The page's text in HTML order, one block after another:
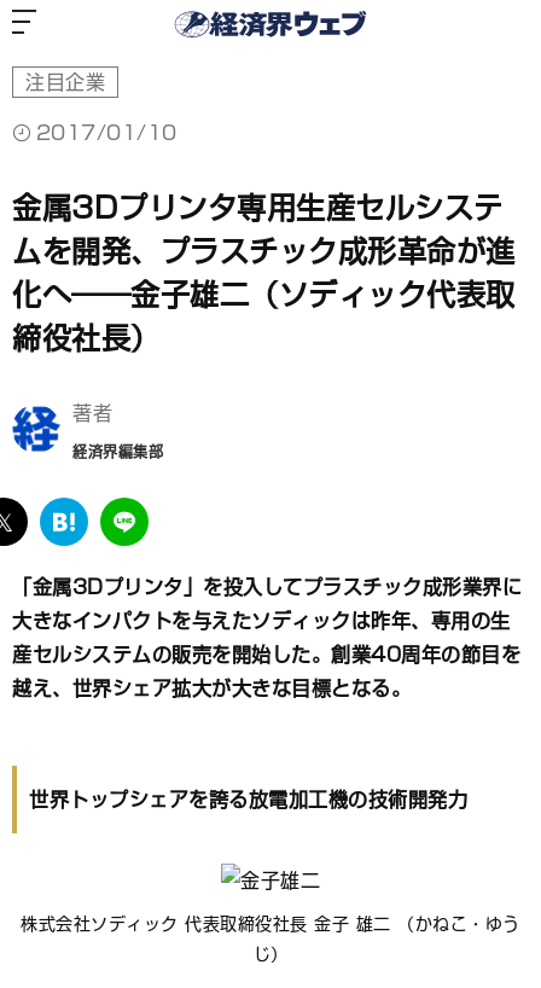
注目企業
2017/01/10
金属3Dプリンタ専用生産セルシステ
ムを開発、プラスチック成形革命が進
化へ――金子雄二（ソディック代表取
締役社長）
著者
経済界編集部
twitter
は
な
ブ
ッ
ク
マ
ー
LINE
「金属3Dプリンタ」を投入してプラスチック成形業界に
大きなインパクトを与えたソディックは昨年、専用の生
産セルシステムの販売を開始した。創業40周年の節目を
越え、世界シェア拡大が大きな目標となる。
世界トップシェアを誇る放電加工機の技術開発力
株式会社ソディック 代表取締役社長 金子 雄二 （かねこ・ゆう
じ）